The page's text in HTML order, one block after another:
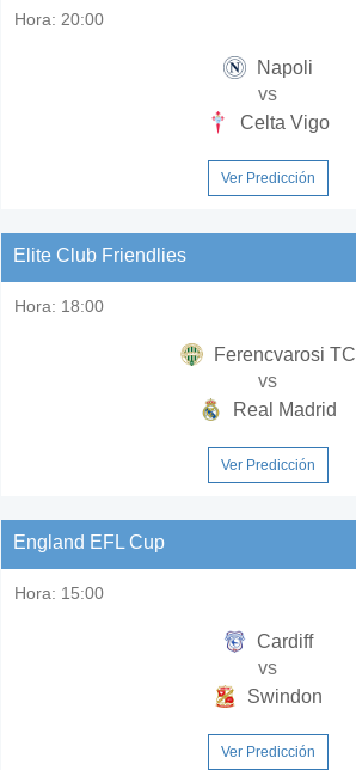
Hora: 20:00
Napoli
vs
Celta Vigo
Ver Predicción
Elite Club Friendlies
Hora: 18:00
Ferencvarosi TC
vs
Real Madrid
Ver Predicción
England EFL Cup
Hora: 15:00
Cardiff
vs
Swindon
Ver Predicción